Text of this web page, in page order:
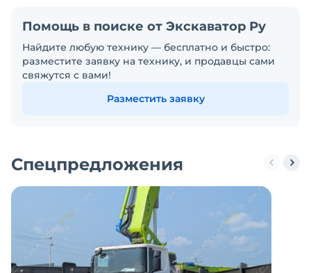
Помощь в поиске от Экскаватор Ру
Найдите любую технику — бесплатно и быстро:
разместите заявку на технику, и продавцы сами
свяжутся с вами!
Разместить заявку
Спецпредложения